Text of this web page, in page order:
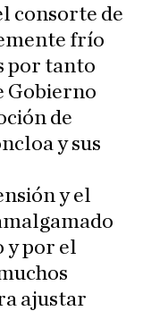
consorte de
frío
por tanto
Gobierno
de
y sus
y el
y por el
ajustar